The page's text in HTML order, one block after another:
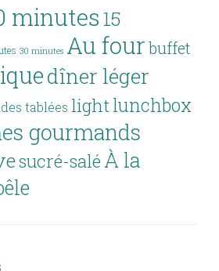
minutes15
30 minutes Au fourbuffet
dîner léger
tablées light lunchbox
gourmands
sucré-salé À la